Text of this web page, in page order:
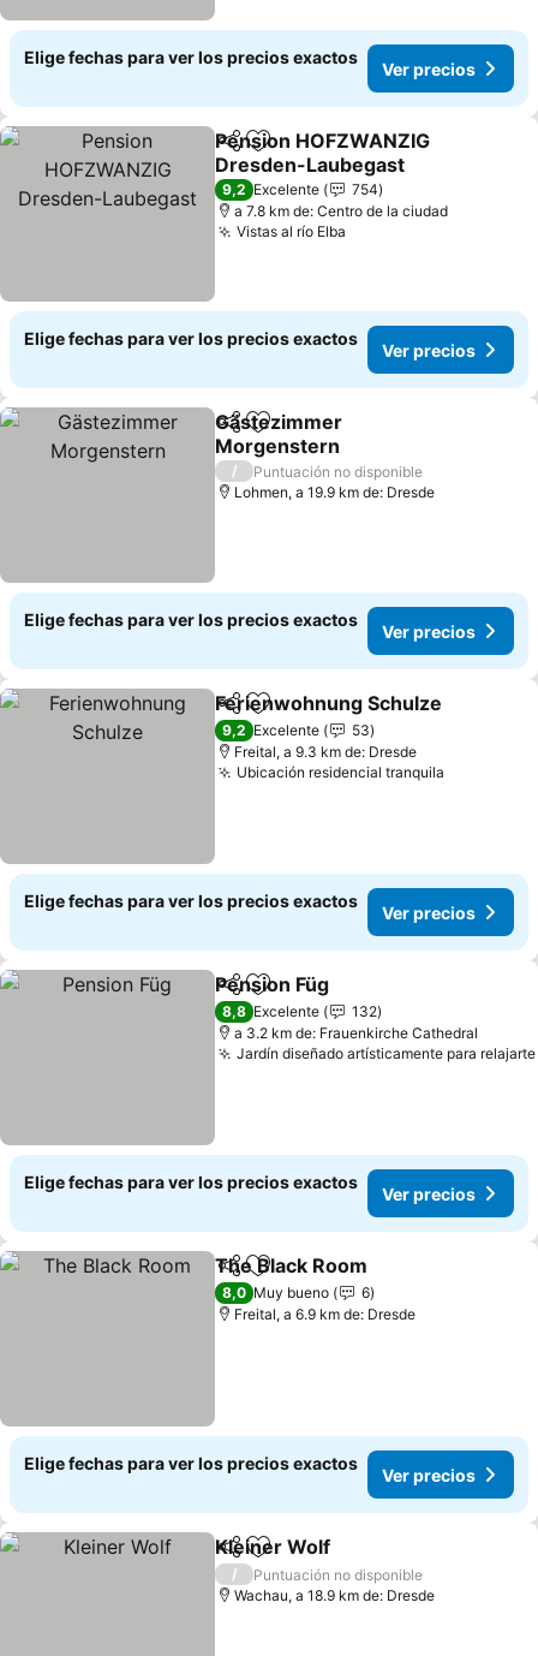
Elige fechas para ver los precios exactos
Ver precios
CompartirAgregar a favoritos
Pension HOFZWANZIG
Dresden-Laubegast
9,2 Excelente
754
a 7.8 km de: Centro de la ciudad
Vistas al río Elba
Elige fechas para ver los precios exactos
Ver precios
CompartirAgregar a favoritos
Gästezimmer
Morgenstern
/
Puntuación no disponible
Lohmen, a 19.9 km de: Dresde
Elige fechas para ver los precios exactos
Ver precios
CompartirAgregar a favoritos
Ferienwohnung Schulze
9,2 Excelente
53
Freital, a 9.3 km de: Dresde
Ubicación residencial tranquila
Elige fechas para ver los precios exactos
Ver precios
CompartirAgregar a favoritos
Pension Füg
8,8 Excelente
132
a 3.2 km de: Frauenkirche Cathedral
Jardín diseñado artísticamente para relajarte
Elige fechas para ver los precios exactos
Ver precios
Compartir
Agregar a favoritos
The Black Room
8,0 Muy bueno
6
Freital, a 6.9 km de: Dresde
Elige fechas para ver los precios exactos
Ver precios
CompartirAgregar a favoritos
Kleiner Wolf
/
Puntuación no disponible
Wachau, a 18.9 km de: Dresde